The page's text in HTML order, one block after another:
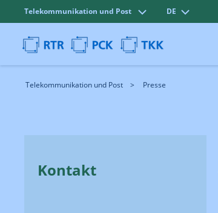
Telekommunikation und Post DE
Telekommunikation und Post Presse
Kontakt